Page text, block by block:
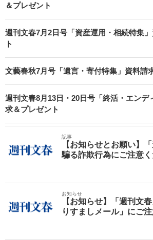
＆プレゼント
週刊文春7月2日号「資産運用・相続特集
ト
文藝春秋7月号「遺言・寄付特集」資料請
週刊文春8月13日・20日号「終活・エンデ
求＆プレゼント
記事
【お知らせとお願い】
騙る詐欺行為にご注意
お知らせ
【お知らせ】「週刊文
りすましメール」にご